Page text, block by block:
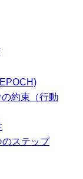
約束（行動
ステップ